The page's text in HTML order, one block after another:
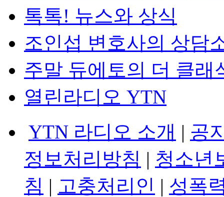
톡톡! 뉴스와 상식
조인섭 변호사의 상담
주말 듀에토의 더 클래
열린라디오 YTN
YTN 라디오 소개 | 공
정보처리방침 | 청소년
침 | 고충처리인 | 성폭